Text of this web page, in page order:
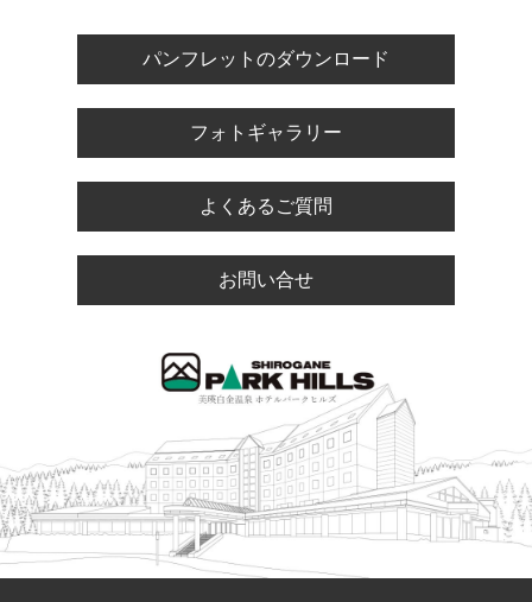
パンフレットのダウンロード
フォトギャラリー
よくあるご質問
お問い合せ